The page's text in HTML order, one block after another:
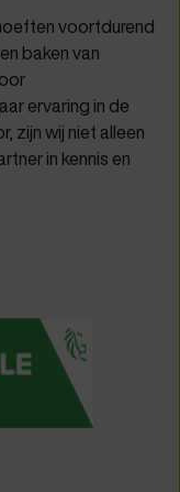
voortdurend
baken van
ervaring in de
zijn wij niet alleen
in kennis en